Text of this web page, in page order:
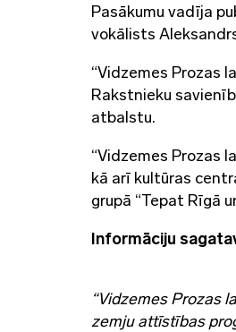
Pasākumu vadīja
vokālists
“Vidzemes Prozas
Rakstnieku
atbalstu.
“Vidzemes Prozas
kā arī kultūras
grupā “Tepat Rīgā
Informāciju
“Vidzemes Prozas
zemju attīstības